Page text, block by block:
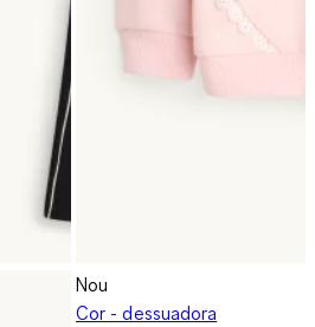
Nou
Cor - dessuadora